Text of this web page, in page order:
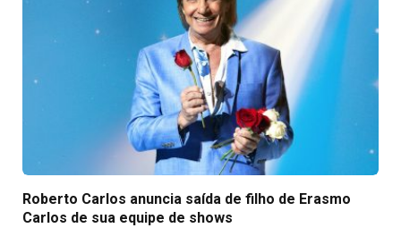
Roberto Carlos anuncia saída de filho de Erasmo
Carlos de sua equipe de shows